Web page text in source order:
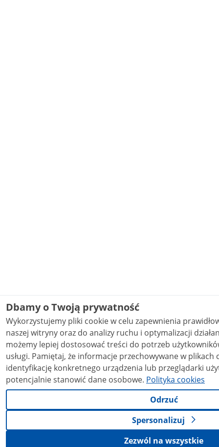
Dbamy o Twoją prywatność
Wykorzystujemy pliki cookie w celu zapewnienia
naszej witryny oraz do analizy ruchu i optymalizacji działania
możemy lepiej dostosować treści do potrzeb
usługi. Pamiętaj, że informacje przechowywane w plikach cookie mogą pozwalać na
identyfikację konkretnego urządzenia lub przeglądarki
potencjalnie stanowić dane osobowe. Polityka cookies
Odrzuć
Spersonalizuj
Zezwól na wszystkie